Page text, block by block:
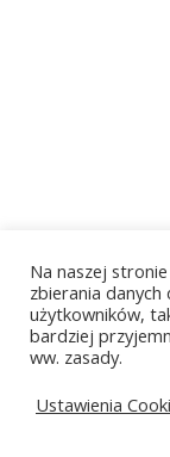
© 2026 ZST
Na naszej
zbierania
użytkowników,
bardziej
ww. zasady.
Ustawienia